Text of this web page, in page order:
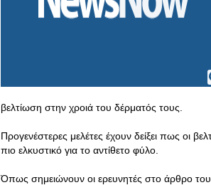
βελτίωση στην χροιά του δέρματός τους.
Προγενέστερες μελέτες έχουν δείξει πως οι
πιο ελκυστικό για το αντίθετο φύλο.
Όπως σημειώνουν οι ερευνητές στο άρθρο